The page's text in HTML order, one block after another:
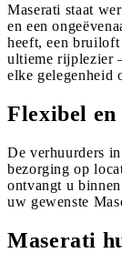
Maserati staat
en een
heeft, een
ultieme rijplezier
elke gelegenheid
Flexibel
De verhuurders
bezorging op
ontvangt u
uw gewenste
Maserati